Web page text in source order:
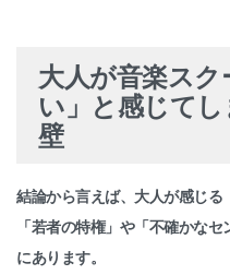
大人が音楽ス
い」と感じて
壁
結論から言えば、大人が感じ
「若者の特権」や「不確かな
にあります。